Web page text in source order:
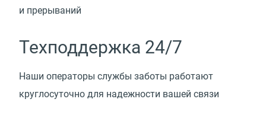
и прерываний
Техподдержка 24/7
Наши операторы службы заботы работают
круглосуточно для надежности вашей связи